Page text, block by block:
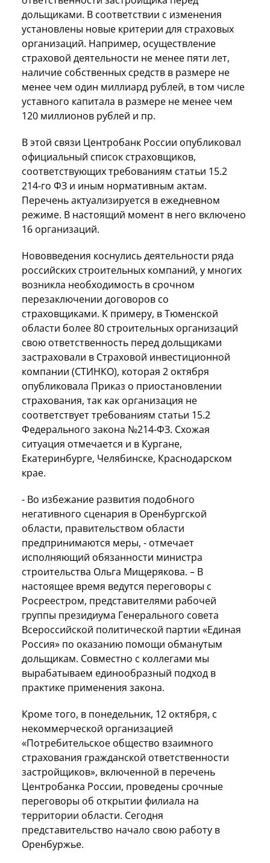
дольщиками. В соответствии с изменения
установлены новые критерии для страховых
организаций. Например, осуществление
страховой деятельности не менее пяти лет,
наличие собственных средств в размере не
менее чем один миллиард рублей, в том числе
уставного капитала в размере не менее чем
120 миллионов рублей и пр.
В этой связи Центробанк России опубликовал
официальный список страховщиков,
соответствующих требованиям статьи 15.2
214-го ФЗ и иным нормативным актам.
Перечень актуализируется в ежедневном
режиме. В настоящий момент в него включено
16 организаций.
Нововведения коснулись деятельности ряда
российских строительных компаний, у многих
возникла необходимость в срочном
перезаключении договоров со
страховщиками. К примеру, в Тюменской
области более 80 строительных организаций
свою ответственность перед дольщиками
застраховали в Страховой инвестиционной
компании (СТИНКО), которая 2 октября
опубликовала Приказ о приостановлении
страхования, так как организация не
соответствует требованиям статьи 15.2
Федерального закона №214-ФЗ. Схожая
ситуация отмечается и в Кургане,
Екатеринбурге, Челябинске, Краснодарском
крае.
- Во избежание развития подобного
негативного сценария в Оренбургской
области, правительством области
предпринимаются меры, - отмечает
исполняющий обязанности министра
строительства Ольга Мищерякова. – В
настоящее время ведутся переговоры с
Росреестром, представителями рабочей
группы президиума Генерального совета
Всероссийской политической партии «Единая
Россия» по оказанию помощи обманутым
дольщикам. Совместно с коллегами мы
вырабатываем единообразный подход в
практике применения закона.
Кроме того, в понедельник, 12 октября, с
некоммерческой организацией
«Потребительское общество взаимного
страхования гражданской ответственности
застройщиков», включенной в перечень
Центробанка России, проведены срочные
переговоры об открытии филиала на
территории области. Сегодня
представительство начало свою работу в
Оренбуржье.